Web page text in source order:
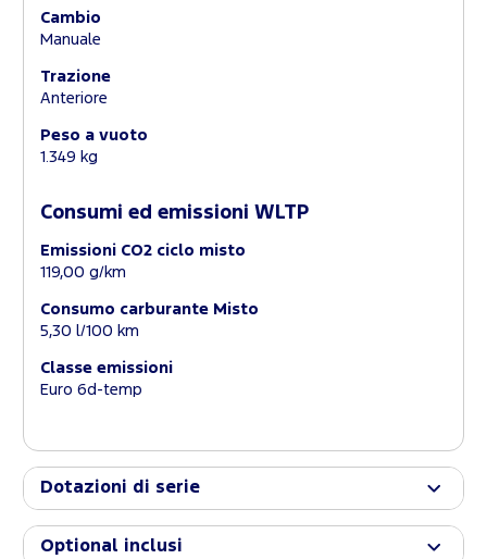
Cambio
Manuale
Trazione
Anteriore
Peso a vuoto
1.349 kg
Consumi ed emissioni WLTP
Emissioni CO2 ciclo misto
119,00 g/km
Consumo carburante Misto
5,30 l/100 km
Classe emissioni
Euro 6d-temp
Dotazioni di serie
Optional inclusi